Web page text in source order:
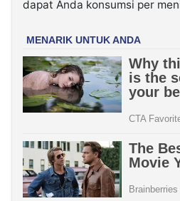
dapat Anda konsumsi per